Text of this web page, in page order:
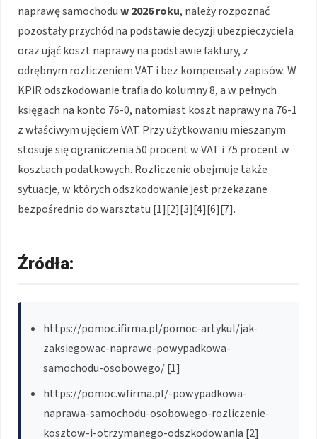
naprawę samochoduw 2026 roku, należy rozpoznać
pozostały przychód na podstawie decyzji ubezpieczyciela
oraz ująć koszt naprawy na podstawie faktury, z
odrębnym rozliczeniem VAT i bez kompensaty zapisów. W
KPiR odszkodowanie trafia do kolumny 8, a w pełnych
księgach na konto 76-0, natomiast koszt naprawy na 76-1
z właściwym ujęciem VAT. Przy użytkowaniu mieszanym
stosuje się ograniczenia 50 procent w VAT i 75 procent w
kosztach podatkowych. Rozliczenie obejmuje także
sytuacje, w których odszkodowanie jest przekazane
bezpośrednio do warsztatu [1][2][3][4][6][7].
Źródła:
https://pomoc.ifirma.pl/pomoc-artykul/jak-
zaksiegowac-naprawe-powypadkowa-
samochodu-osobowego/ [1]
https://pomoc.wfirma.pl/-powypadkowa-
naprawa-samochodu-osobowego-rozliczenie-
kosztow-i-otrzymanego-odszkodowania [2]